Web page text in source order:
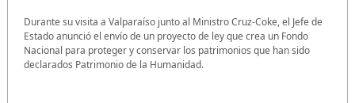
Durante su visita a Valparaíso junto al Ministro Cruz-Coke, el Jefe de
Estado anunció el envío de un proyecto de ley que crea un Fondo
Nacional para proteger y conservar los patrimonios que han sido
declarados Patrimonio de la Humanidad.